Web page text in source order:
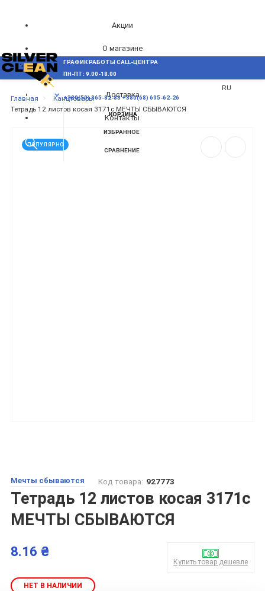
Акции
О магазине
Блог
Доставка
Контакты
RU
МЕНЮ
ГРАФИК РАБОТЫ CALL-ЦЕНТРА
ПН-ПТ: 9.00-18.00
+380(50) 865-82-83 +380(68) 695-62-26
КОРЗИНА
ИЗБРАННОЕ
СРАВНЕНИЕ
Главная
Канцтовары
Тетрадь 12 листов косая 3171с МЕЧТЫ СБЫВАЮТСЯ
ПОПУЛЯРНО
Мечты сбываются Код товара: 927773
Тетрадь 12 листов косая 3171с
МЕЧТЫ СБЫВАЮТСЯ
8.16 ₴
Купить товар дешевле
НЕТ В НАЛИЧИИ